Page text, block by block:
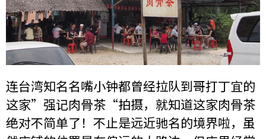
连台湾知名名嘴小钟都曾经拉队到哥打丁宜的
这家”强记肉骨茶“拍摄，就知道这家肉骨茶
绝对不简单了！不止是远近驰名的境界啦，虽